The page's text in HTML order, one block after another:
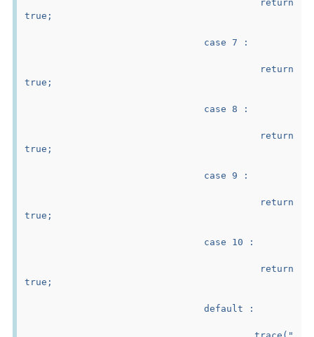
true;
				case 7 :
true;
				case 8 :
true;
				case 9 :
true;
				case 10 :
true;
				default :